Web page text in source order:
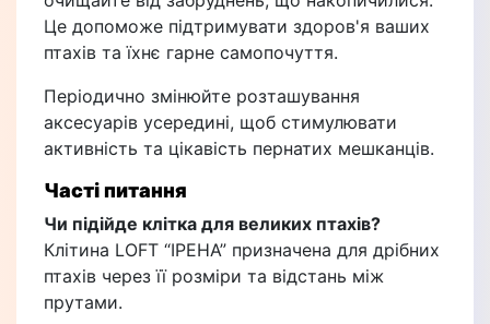
Це допоможе підтримувати здоров'я ваших
птахів та їхнє гарне самопочуття.
Періодично змінюйте розташування
аксесуарів усередині, щоб стимулювати
активність та цікавість пернатих мешканців.
Часті питання
Чи підійде клітка для великих птахів?
Клітина LOFT “ІРЕНА” призначена для дрібних
птахів через її розміри та відстань між
прутами.